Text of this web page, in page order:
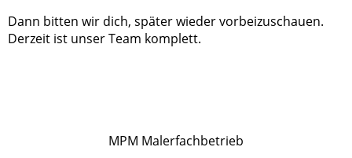
Dann bitten wir dich, später wieder vorbeizuschauen.
Derzeit ist unser Team komplett.
MPM Malerfachbetrieb